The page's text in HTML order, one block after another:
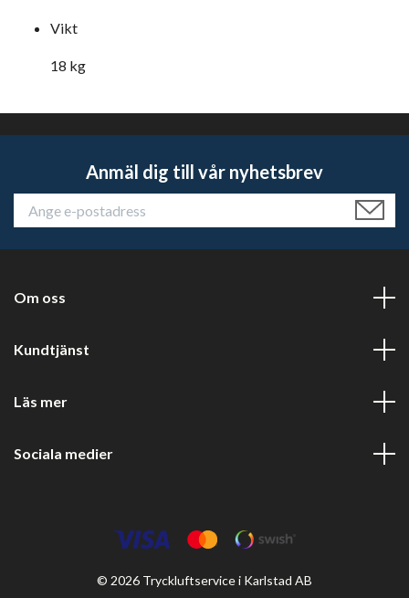
Vikt
18 kg
Anmäl dig till vår nyhetsbrev
Om oss
Kundtjänst
Läs mer
Sociala medier
© 2026 Tryckluftservice i Karlstad AB